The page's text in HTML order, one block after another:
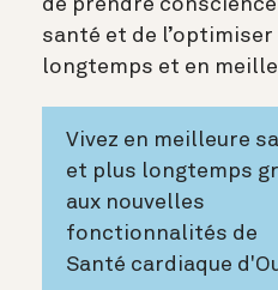
de prendre
santé et de
longtemps et en
Vivez en meilleure
et plus longtemps
aux nouvelles
fonctionnalités de
Santé cardiaque